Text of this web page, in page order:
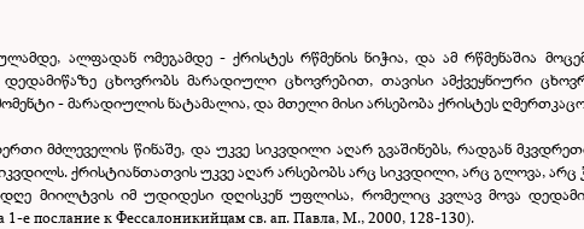
ალფადან ომეგამდე - ქრისტეს რწმენის ნიჭია, და ამ რწმენაშია
ცხოვრობს მარადიული ცხოვრებით, თავისი ამქვეყნიური
- მარადიულის ნატამალია, და მთელი მისი არსებობა ქრისტეს
მძლეველის წინაშე, და უკვე სიკვდილი აღარ გვაშინებს, რადგან
ქრისტიანთათვის უკვე აღარ არსებობს არც სიკვდილი, არც გლოვა, არც
მიილტვის იმ უდიდესი დღისკენ უფლისა, რომელიც კვლავ მოვა
е послание к Фессалоникийцам св. ап. Павла, М., 2000, 128-130).